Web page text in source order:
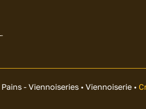
Pains - Viennoiseries •Viennoiserie •